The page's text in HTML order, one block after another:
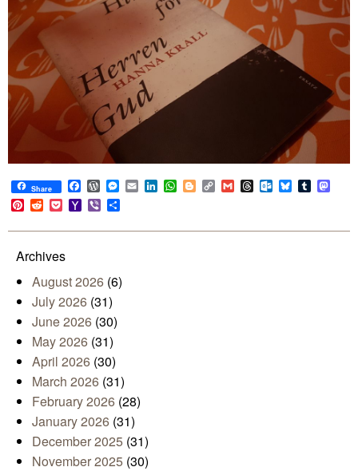
Share Facebook
WordPress
Messenger
EmailLinkedIn
WhatsApp
BloggerCopy
Link
GmailThreadsOutlook.com
BlueskyTumblr
Pinterest
RedditPocketYahoo
Mail
Viber
Archives
August 2026 (6)
July 2026 (31)
June 2026 (30)
May 2026 (31)
April 2026 (30)
March 2026 (31)
February 2026 (28)
January 2026 (31)
December 2025 (31)
November 2025 (30)